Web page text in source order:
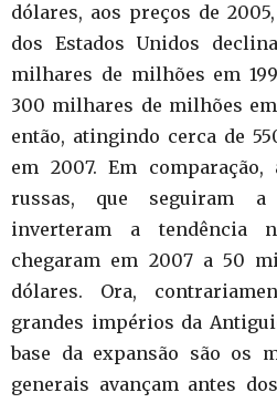
dólares, aos preços de
dos Estados Unidos
milhares de milhões em
300 milhares de milhões em
então, atingindo cerca de
em 2007. Em
russas, que seguiram a
inverteram a tendência
chegaram em 2007 a 50
dólares. Ora,
grandes impérios da
base da expansão são os
generais avançam antes